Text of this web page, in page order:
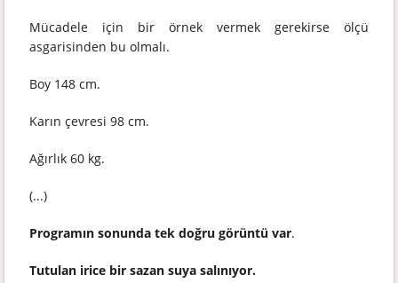
Mücadele için bir örnek vermek gerekirse ölçü
asgarisinden bu olmalı.
Boy 148 cm.
Karın çevresi 98 cm.
Ağırlık 60 kg.
(...)
Programın sonunda tek doğru görüntü var.
Tutulan irice bir sazan suya salınıyor.